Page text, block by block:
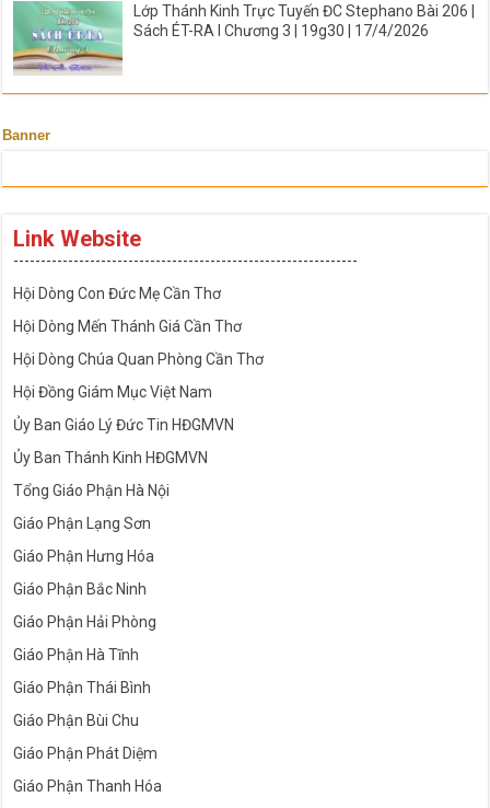
Lớp Thánh Kinh Trực Tuyến ĐC Stephano Bài 206 |
Sách ÉT-RA I Chương 3 | 19g30 | 17/4/2026
Banner
Link Website
---------------------------------------------------------------
Hội Dòng Con Đức Mẹ Cần Thơ
Hội Dòng Mến Thánh Giá Cần Thơ
Hội Dòng Chúa Quan Phòng Cần Thơ
Hội Đồng Giám Mục Việt Nam
Ủy Ban Giáo Lý Đức Tin HĐGMVN
Ủy Ban Thánh Kinh HĐGMVN
Tổng Giáo Phận Hà Nội
Giáo Phận Lạng Sơn
Giáo Phận Hưng Hóa
Giáo Phận Bắc Ninh
Giáo Phận Hải Phòng
Giáo Phận Hà Tĩnh
Giáo Phận Thái Bình
Giáo Phận Bùi Chu
Giáo Phận Phát Diệm
Giáo Phận Thanh Hóa